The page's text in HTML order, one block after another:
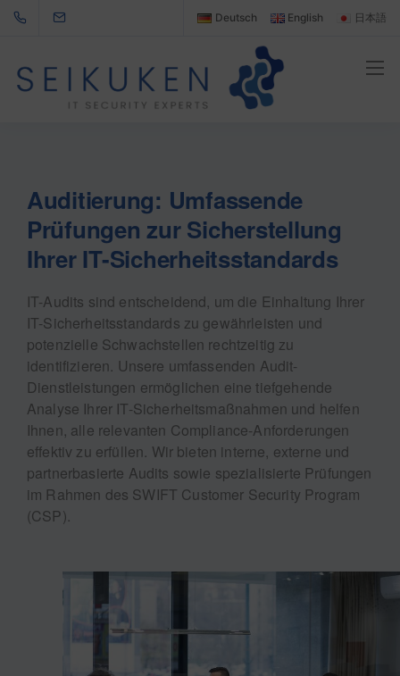
Deutsch English 日本語
Auditierung: Umfassende
Prüfungen zur Sicherstellung
Ihrer IT-Sicherheitsstandards
IT-Audits sind entscheidend, um die Einhaltung Ihrer
IT-Sicherheitsstandards zu gewährleisten und
potenzielle Schwachstellen rechtzeitig zu
identifizieren. Unsere umfassenden Audit-
Dienstleistungen ermöglichen eine tiefgehende
Analyse Ihrer IT-Sicherheitsmaßnahmen und helfen
Ihnen, alle relevanten Compliance-Anforderungen
effektiv zu erfüllen. Wir bieten interne, externe und
partnerbasierte Audits sowie spezialisierte Prüfungen
im Rahmen des SWIFT Customer Security Program
(CSP).